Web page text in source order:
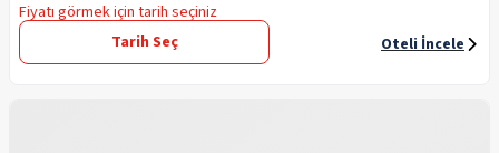
Fiyatı görmek için tarih seçiniz
Tarih Seç
Oteli İncele